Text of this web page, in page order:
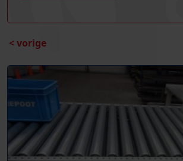
< vorige